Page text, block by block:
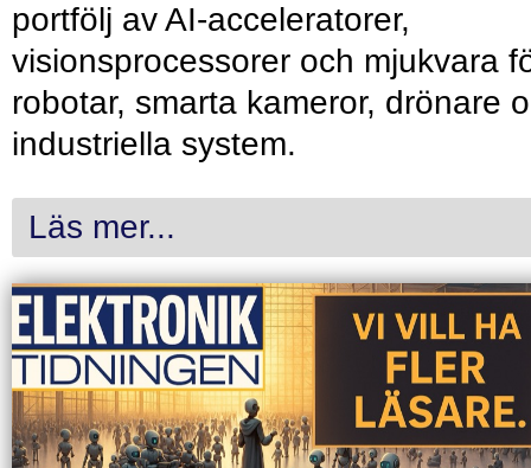
portfölj av AI-acceleratorer,
visionsprocessorer och mjukvara
robotar, smarta kameror, drönare
industriella system.
Läs mer...